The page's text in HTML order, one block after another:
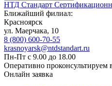
НТД Стандарт
Ближайший филиал:
Красноярск
ул. ​​​Маерчака, 10
8 (800) 600-70-55
krasnoyarsk@ntdstandart.ru
Пн-Пт с 9.00 до 18.00
Оперативно проконсультируем
Онлайн заявка